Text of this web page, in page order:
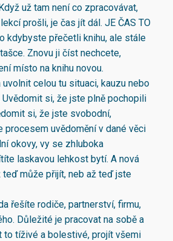
už tam není co zpracovávat,
prošli, je čas jít dál. JE ČAS TO
kdybyste přečetli knihu, ale stále
Znovu ji číst nechcete,
místo na knihu novou.
celou tu situaci, kauzu nebo
si, že jste plně pochopili
si, že jste svobodní,
procesem uvědomění v dané věci
okovy, vy se zhluboka
laskavou lehkost bytí. A nová
může přijít, neb až teď jste
řešíte rodiče, partnerství, firmu,
Důležité je pracovat na sobě a
to tíživé a bolestivé, projít všemi